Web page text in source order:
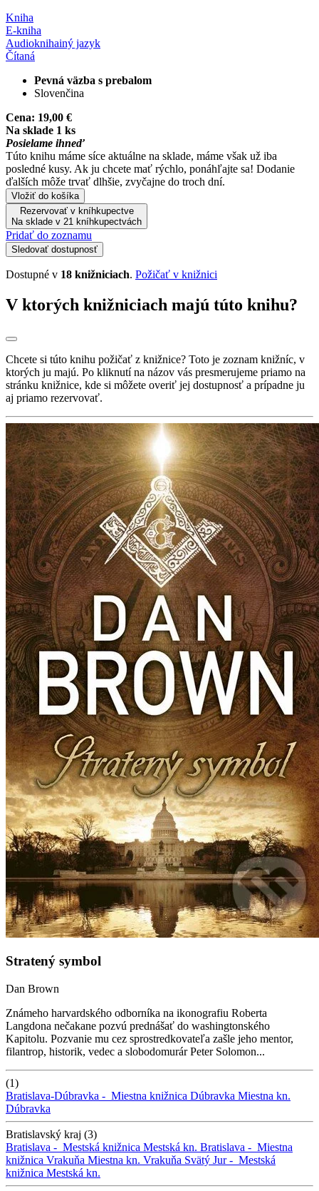
Kniha
E-kniha
Audioknihainý jazyk
Čítaná
Pevná väzba s prebalom
Slovenčina
Cena: 19,00 €
Na sklade 1 ks
Posielame ihneď
Túto knihu máme síce aktuálne na sklade, máme však už iba
posledné kusy. Ak ju chcete mať rýchlo, ponáhľajte sa! Dodanie
ďalších môže trvať dlhšie, zvyčajne do troch dní.
Vložiť do košíka
Rezervovať v kníhkupectve
Na sklade v 21 kníhkupectvách
Pridať do zoznamu
Sledovať dostupnosť
Dostupné v 18 knižniciach. Požičať v knižnici
V ktorých knižniciach majú túto knihu?
Chcete si túto knihu požičať z knižnice? Toto je zoznam knižníc, v
ktorých ju majú. Po kliknutí na názov vás presmerujeme priamo na
stránku knižnice, kde si môžete overiť jej dostupnosť a prípadne ju
aj priamo rezervovať.
Stratený symbol
Dan Brown
Známeho harvardského odborníka na ikonografiu Roberta
Langdona nečakane pozvú prednášať do washingtonského
Kapitolu. Pozvanie mu cez sprostredkovateľa zašle jeho mentor,
filantrop, historik, vedec a slobodomurár Peter Solomon...
(1)
Bratislava-Dúbravka - Miestna knižnica Dúbravka Miestna kn.
Dúbravka
Bratislavský kraj (3)
Bratislava - Mestská knižnica Mestská kn. Bratislava - Miestna
knižnica Vrakuňa Miestna kn. Vrakuňa Svätý Jur - Mestská
knižnica Mestská kn.